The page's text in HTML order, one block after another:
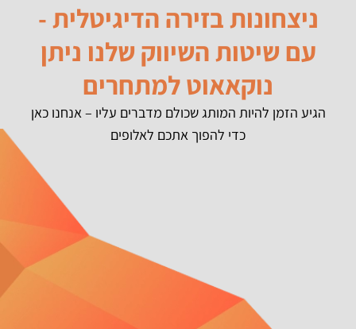
ניצחונות בזירה הדיגיטלית -
עם שיטות השיווק שלנו ניתן
נוקאאוט למתחרים
הגיע הזמן להיות המותג שכולם מדברים עליו – אנחנו כאן
כדי להפוך אתכם לאלופים